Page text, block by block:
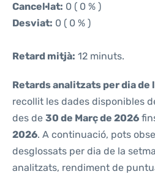
Cancel·lat: 0 ( 0 % )
Desviat: 0 ( 0 % )
Retard mitjà: 12 minuts.
Retards analitzats per dia de
recollit les dades disponibles
des de 30 de Març de 2026
2026. A continuació, pots
desglossats per dia de la
analitzats, rendiment de